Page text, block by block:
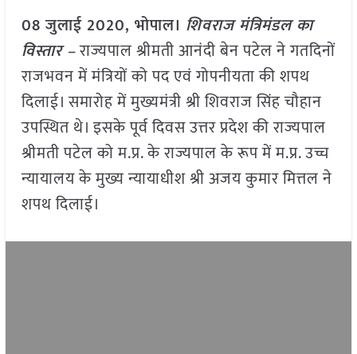
08 जुलाई 2020, भोपाल। शिवराज मंत्रिमंडल का
विस्तार –राज्यपाल श्रीमती आनंदी बेन पटेल ने गतदिनों
राजभवन में मंत्रियों को पद एवं गोपनीयता की शपथ
दिलाई। समारोह में मुख्यमंत्री श्री शिवराज सिंह चौहान
उपस्थित थे। इसके पूर्व दिवस उत्तर प्रदेश की राज्यपाल
श्रीमती पटेल को म.प्र. के राज्यपाल के रूप में म.प्र. उच्च
न्यायालय के मुख्य न्यायाधीश श्री अजय कुमार मित्तल ने
शपथ दिलाई।